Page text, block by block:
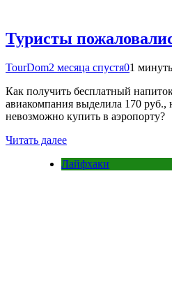
Туристы
TourDom2 месяца спустя01
Как получить бесплатный
авиакомпания выделила 170 руб.,
невозможно купить в аэропорту?
Читать далее
Лайфхаки